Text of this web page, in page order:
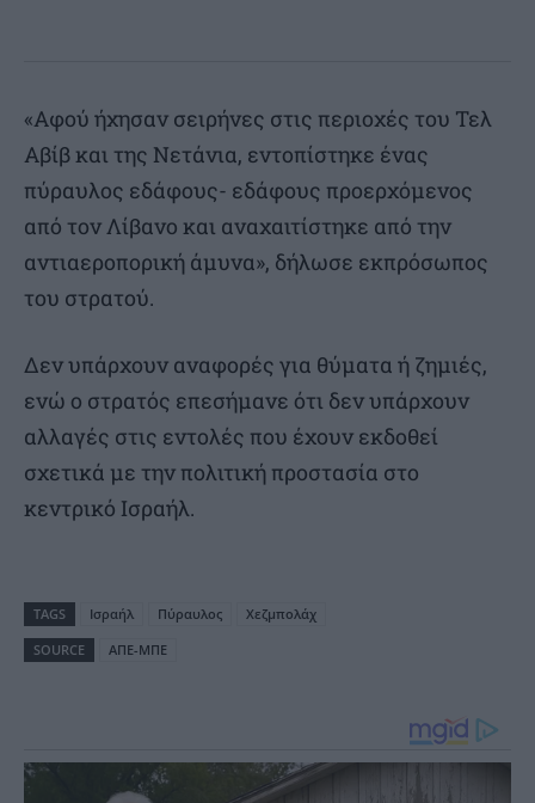
«Αφού ήχησαν σειρήνες στις περιοχές του Τελ
Αβίβ και της Νετάνια, εντοπίστηκε ένας
πύραυλος εδάφους- εδάφους προερχόμενος
από τον Λίβανο και αναχαιτίστηκε από την
αντιαεροπορική άμυνα», δήλωσε εκπρόσωπος
του στρατού.
Δεν υπάρχουν αναφορές για θύματα ή ζημιές,
ενώ ο στρατός επεσήμανε ότι δεν υπάρχουν
αλλαγές στις εντολές που έχουν εκδοθεί
σχετικά με την πολιτική προστασία στο
κεντρικό Ισραήλ.
TAGS Ισραήλ Πύραυλος
Χεζμπολάχ
SOURCE
ΑΠΕ-ΜΠΕ